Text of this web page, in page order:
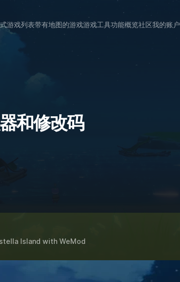
游戏列表带有地图的游戏游戏工具功能概览社区我的账户
和修改码
Island with WeMod